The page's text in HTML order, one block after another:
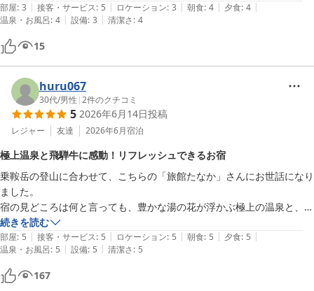
硫黄のお風呂もとても気持ち良く最高でした。
ぜひまた宿泊したい宿でした。
部屋: 3 | 接客・サービス: 5 | ロケーション: 3 | 朝食: 4 | 夕食: 4 |
温泉・お風呂: 4 | 設備: 3 | 清潔さ: 4
15
huru067
30代/男性 |2件のクチコミ
5 2026年6月14日投稿
レジャー 友達 2026年6月宿泊
極上温泉と飛騨牛に感動！リフレッシュできるお宿
乗鞍岳の登山に合わせて、こちらの「旅館たなか」さんにお世話になり
ました。
​宿の見どころは何と言っても、豊かな湯の花が浮かぶ極上の温泉と、ボ
リューム満点で豪華なお料理です。露天風呂は運良くタイミングが合
い、貸切状態で大自然の空気を吸いながらのびのびと入浴することがで
き、登山の疲れが吹き飛ぶような贅沢な時間を過ごせました。
​楽しみにしていた夕食は、メインの飛騨牛の焼肉が絶品！お肉を口に入
れた瞬間にとろけるような食感で、非常に感動しました。
続きを読む
部屋: 5 | 接客・サービス: 5 | ロケーション: 5 | 朝食: 5 | 夕食: 5 |
温泉・お風呂: 5 | 設備: 5 | 清潔さ: 5
167